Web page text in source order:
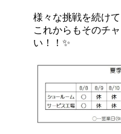
様々な挑戦を続け
これからもそのチ
い！！✨